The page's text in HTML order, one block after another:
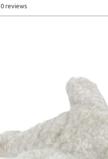
0 reviews